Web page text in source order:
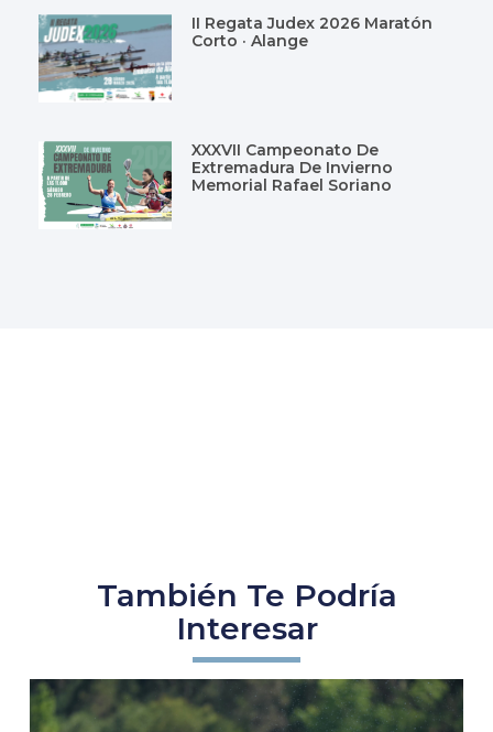
II Regata Judex 2026 Maratón
Corto · Alange
XXXVII Campeonato De
Extremadura De Invierno
Memorial Rafael Soriano
También Te Podría
Interesar